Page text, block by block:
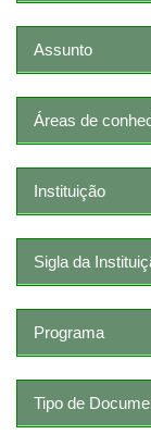
Assunto
Áreas de
Instituição
Sigla da
Programa
Tipo de